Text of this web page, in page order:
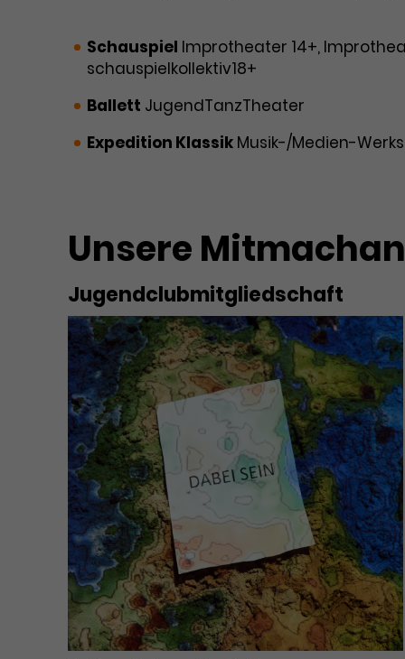
Schauspiel Improtheater 14+,
schauspielkollektiv18+
Ballett JugendTanzTheater
Expedition Klassik Musik-/Medien-
Unsere
Jugendclubmitgliedschaft